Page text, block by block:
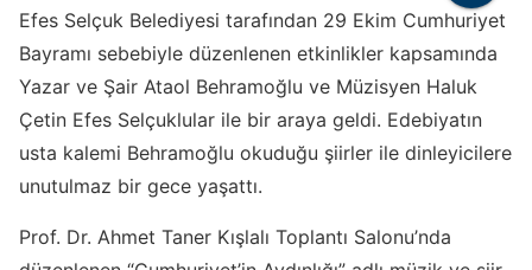
Efes Selçuk Belediyesi tarafından 29 Ekim Cumhuriyet
Bayramı sebebiyle düzenlenen etkinlikler kapsamında
Yazar ve Şair Ataol Behramoğlu ve Müzisyen Haluk
Çetin Efes Selçuklular ile bir araya geldi. Edebiyatın
usta kalemi Behramoğlu okuduğu şiirler ile dinleyicilere
unutulmaz bir gece yaşattı.
Prof. Dr. Ahmet Taner Kışlalı Toplantı Salonu’nda